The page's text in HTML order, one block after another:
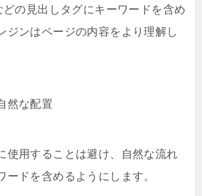
の見出しタグにキーワードを含め
ジンはページの内容をより理解し
然な配置
使用することは避け、自然な流れ
ードを含めるようにします。